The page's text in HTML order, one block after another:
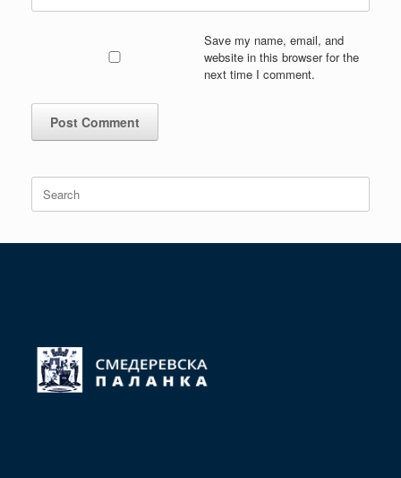
Save my name, email, and
website in this browser for the
next time I comment.
Search
for: